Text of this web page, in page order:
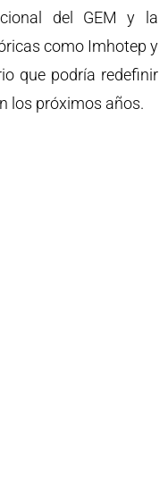
del GEM y la
como Imhotep y
que podría redefinir
los próximos años.